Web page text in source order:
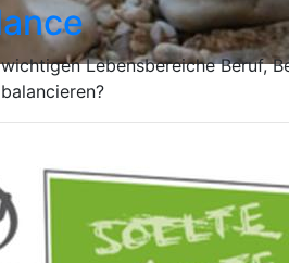
Lebensbereiche Beruf,